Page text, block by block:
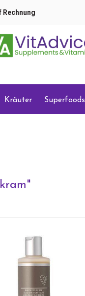
Rechnung
Kräuter Superfoods
"